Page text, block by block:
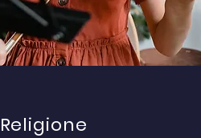
Religione